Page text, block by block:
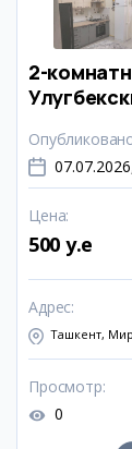
2-
Цена:
500 y.e
Адрес:
Ташкент,
Просмотр:
0